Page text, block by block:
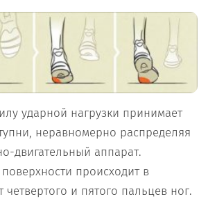
ударной нагрузки принимает
неравномерно распределяя
двигательный аппарат.
происходит в
четвертого и пятого пальцев ног.